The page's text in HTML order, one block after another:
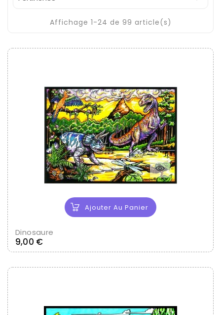
Affichage 1-24 de 99 article(s)
Ajouter Au Panier
Dinosaure
9,00 €Prix